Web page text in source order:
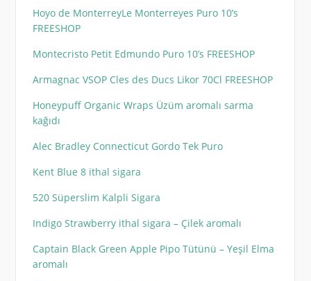
Hoyo de MonterreyLe Monterreyes Puro 10’s
FREESHOP
Montecristo Petit Edmundo Puro 10’s FREESHOP
Armagnac VSOP Cles des Ducs Likor 70Cl FREESHOP
Honeypuff Organic Wraps Üzüm aromalı sarma
kağıdı
Alec Bradley Connecticut Gordo Tek Puro
Kent Blue 8 ithal sigara
520 Süperslim Kalpli Sigara
Indigo Strawberry ithal sigara – Çilek aromalı
Captain Black Green Apple Pipo Tütünü – Yeşil Elma
aromalı